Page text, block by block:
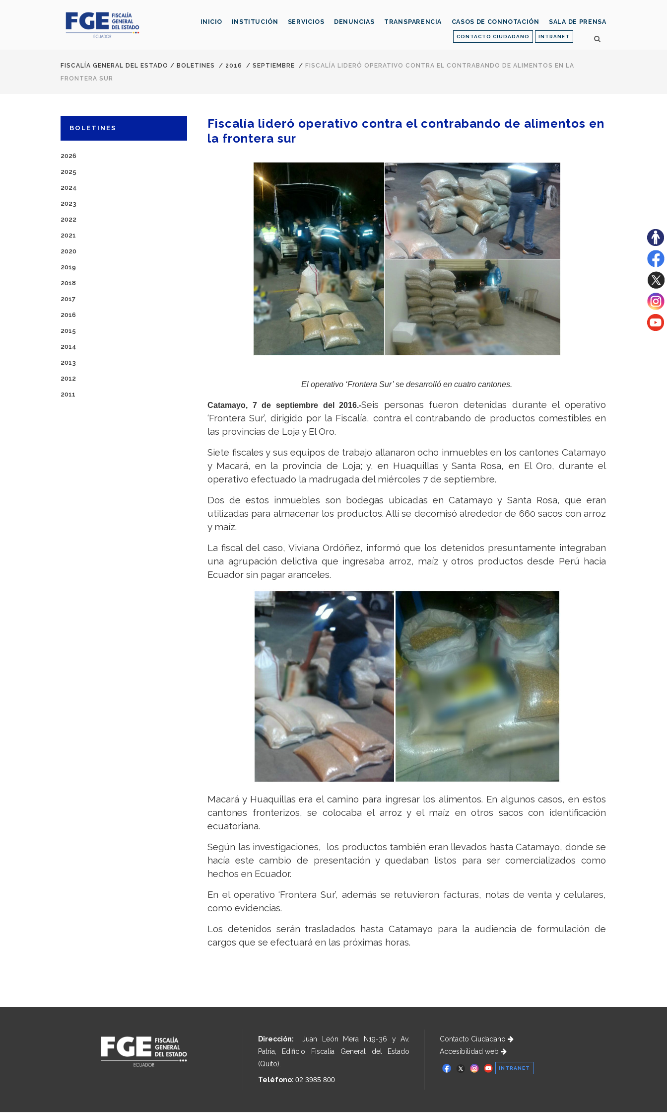
CONTACTO CIUDADANO INTRANET
INICIO INSTITUCIÓN SERVICIOS DENUNCIAS TRANSPARENCIA CASOS DE CONNOTACIÓN SALA DE PRENSA
FISCALÍA GENERAL DEL ESTADO / BOLETINES / 2016 / SEPTIEMBRE / FISCALÍA LIDERÓ OPERATIVO CONTRA EL CONTRABANDO DE ALIMENTOS EN LA
FRONTERA SUR
BOLETINES
2026
2025
2024
2023
2022
2021
2020
2019
2018
2017
2016
2015
2014
2013
2012
2011
Fiscalía lideró operativo contra el contrabando de alimentos en
la frontera sur
El operativo ‘Frontera Sur’ se desarrolló en cuatro cantones.
Catamayo, 7 de septiembre del 2016.-Seis personas fueron detenidas durante el operativo
‘Frontera Sur’, dirigido por la Fiscalía, contra el contrabando de productos comestibles en
las provincias de Loja y El Oro.
Siete fiscales y sus equipos de trabajo allanaron ocho inmuebles en los cantones Catamayo
y Macará, en la provincia de Loja; y, en Huaquillas y Santa Rosa, en El Oro, durante el
operativo efectuado la madrugada del miércoles 7 de septiembre.
Dos de estos inmuebles son bodegas ubicadas en Catamayo y Santa Rosa, que eran
utilizadas para almacenar los productos. Allí se decomisó alrededor de 660 sacos con arroz
y maíz.
La fiscal del caso, Viviana Ordóñez, informó que los detenidos presuntamente integraban
una agrupación delictiva que ingresaba arroz, maíz y otros productos desde Perú hacia
Ecuador sin pagar aranceles.
Macará y Huaquillas era el camino para ingresar los alimentos. En algunos casos, en estos
cantones fronterizos, se colocaba el arroz y el maíz en otros sacos con identificación
ecuatoriana.
Según las investigaciones, los productos también eran llevados hasta Catamayo, donde se
hacía este cambio de presentación y quedaban listos para ser comercializados como
hechos en Ecuador.
En el operativo ‘Frontera Sur’, además se retuvieron facturas, notas de venta y celulares,
como evidencias.
Los detenidos serán trasladados hasta Catamayo para la audiencia de formulación de
cargos que se efectuará en las próximas horas.
Dirección: Juan León Mera N19-36 y Av.
Patria, Edificio Fiscalía General del Estado
(Quito).
Teléfono: 02 3985 800
Contacto Ciudadano
Accesibilidad web
INTRANET